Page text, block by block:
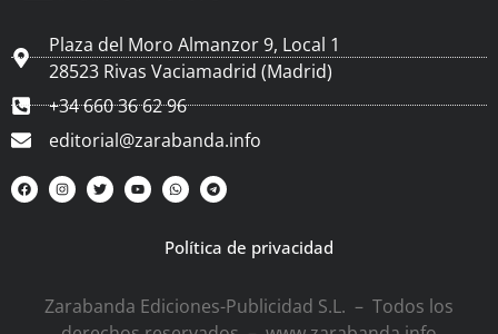
Plaza del Moro Almanzor 9, Local 1
28523 Rivas Vaciamadrid (Madrid)
+34 660 36 62 96
editorial@zarabanda.info
Política de privacidad
Zarabanda Ediciones-Publicidad S.L. – Todos los